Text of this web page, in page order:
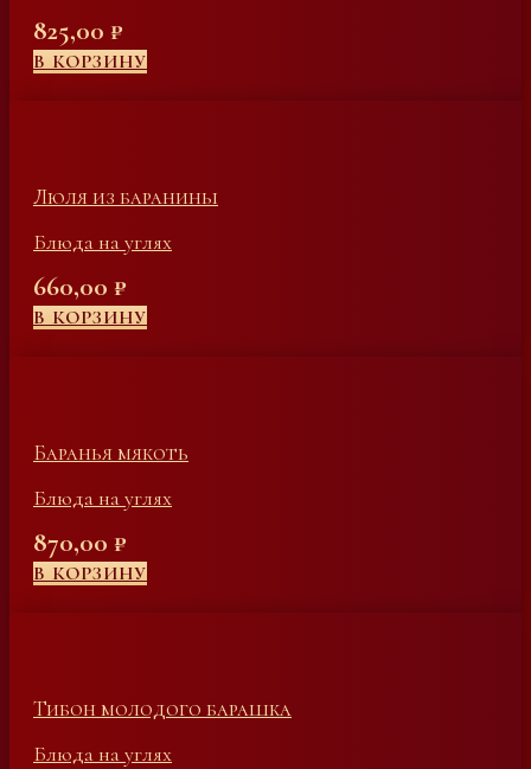
825,00 ₽
В КОРЗИНУ
Люля из баранины
Блюда на углях
660,00 ₽
В КОРЗИНУ
Баранья мякоть
Блюда на углях
870,00 ₽
В КОРЗИНУ
Тибон молодого барашка
Блюда на углях